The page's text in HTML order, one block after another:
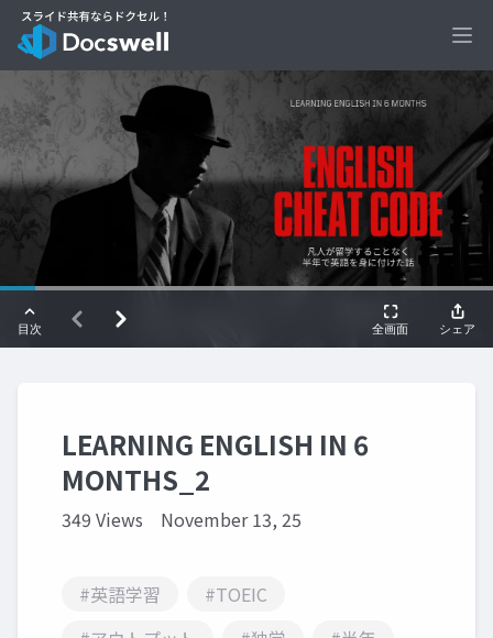
LEARNING ENGLISH IN 6
MONTHS_2
349 Views November 13, 25
#英語学習
#TOEIC